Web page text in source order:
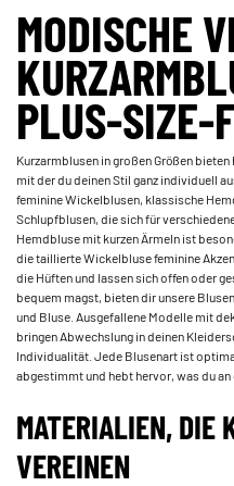
MODISCHE
PLUS-SIZE-
Kurzarmblusen in großen Größen
mit der du deinen Stil ganz individuell
feminine Wickelblusen, klassische
Schlupfblusen, die sich für
Hemdbluse mit kurzen Ärmeln ist
die taillierte Wickelbluse feminine
die Hüften und lassen sich offen oder
bequem magst, bieten dir unsere
und Bluse. Ausgefallene Modelle mit
bringen Abwechslung in deinen
Individualität. Jede Blusenart ist
abgestimmt und hebt hervor, was du
MATERIALIEN, DIE
VEREINEN